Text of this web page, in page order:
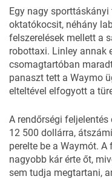
Egy nagy
oktatókocsit, néhány
felszerelések mellett a
robottaxi. Linley annak
csomagtartóban
panaszt tett a Waymo
elteltével elfogyott a
A rendőrségi
12 500 dollárra,
perelte be a Waymót.
nagyobb kár érte őt,
sem tudja megtartani,